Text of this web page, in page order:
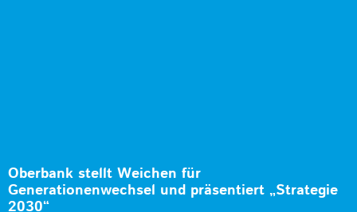
Oberbank stellt Weichen für
Generationenwechsel und präsentiert „Strategie
2030“